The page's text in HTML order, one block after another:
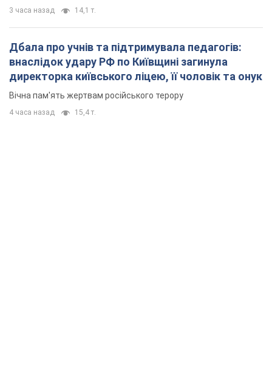
3 часа назад 14,1 т.
Дбала про учнів та підтримувала педагогів:
внаслідок удару РФ по Київщині загинула
директорка київського ліцею, її чоловік та онук
Вічна пам'ять жертвам російського терору
4 часа назад 15,4 т.